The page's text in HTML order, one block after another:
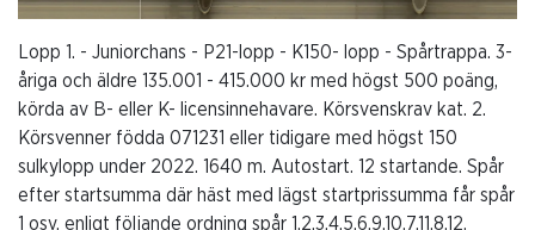
Lopp 1. - Juniorchans - P21-lopp - K150- lopp - Spårtrappa. 3-
åriga och äldre 135.001 - 415.000 kr med högst 500 poäng,
körda av B- eller K- licensinnehavare. Körsvenskrav kat. 2.
Körsvenner födda 071231 eller tidigare med högst 150
sulkylopp under 2022. 1640 m. Autostart. 12 startande. Spår
efter startsumma där häst med lägst startprissumma får spår
1 osv, enligt följande ordning spår 1,2,3,4,5,6,9,10,7,11,8,12.